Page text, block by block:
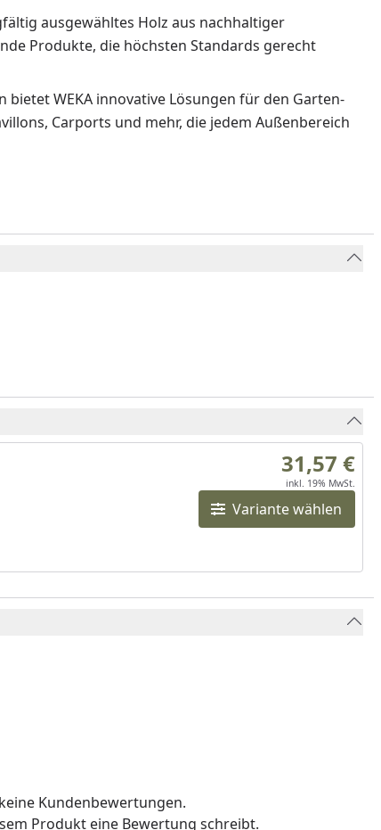
ausgewähltes Holz aus nachhaltiger
Produkte, die höchsten Standards gerecht
WEKA innovative Lösungen für den Garten-
Carports und mehr, die jedem Außenbereich
Variante wählen
31,57 €
inkl. 19% MwSt.
Kundenbewertungen.
Produkt eine Bewertung schreibt.